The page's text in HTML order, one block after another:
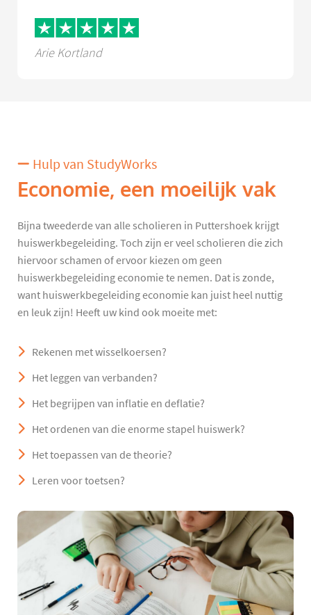
Arie Kortland
Hulp van StudyWorks
Economie, een moeilijk vak
Bijna tweederde van alle scholieren in Puttershoek krijgt
huiswerkbegeleiding. Toch zijn er veel scholieren die zich
hiervoor schamen of ervoor kiezen om geen
huiswerkbegeleiding economie te nemen. Dat is zonde,
want huiswerkbegeleiding economie kan juist heel nuttig
en leuk zijn! Heeft uw kind ook moeite met:
Rekenen met wisselkoersen?
Het leggen van verbanden?
Het begrijpen van inflatie en deflatie?
Het ordenen van die enorme stapel huiswerk?
Het toepassen van de theorie?
Leren voor toetsen?